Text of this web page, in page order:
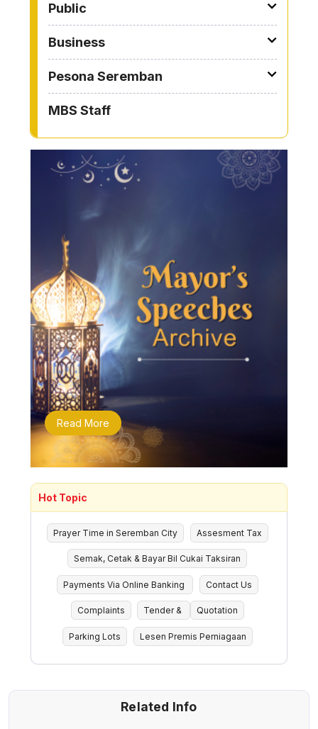
Public
Business
Pesona Seremban
MBS Staff
Read More
Hot Topic
Prayer Time in Seremban City Assesment Tax
Semak, Cetak & Bayar Bil Cukai Taksiran
Payments Via Online Banking Contact Us
Complaints Tender & Quotation
Parking Lots Lesen Premis Perniagaan
Related Info